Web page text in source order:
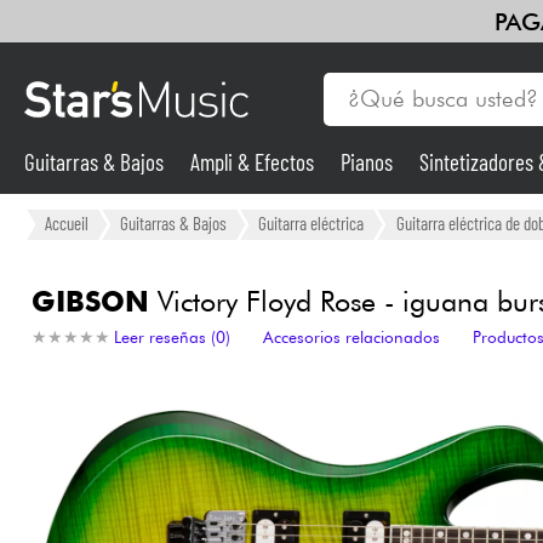
Guitarras & Bajos
Sintetizadores & samplers
Luces
Violines y cuarteto
Guitarras & Bajos Ampli & Efectos Pianos Sintetizadores
Accueil Guitarras & Bajos Guitarra eléctrica Guitarra eléctrica de
GIBSON Victory Floyd Rose - iguana
★ ★ ★ ★ ★
★ ★ ★ ★ ★ Leer reseñas (0) Accesorios relacionados